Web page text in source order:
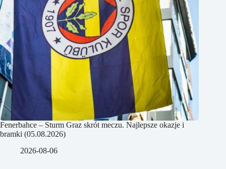
Fenerbahce – Sturm Graz skrót meczu. Najlepsze okazje i
bramki (05.08.2026)
2026-08-06